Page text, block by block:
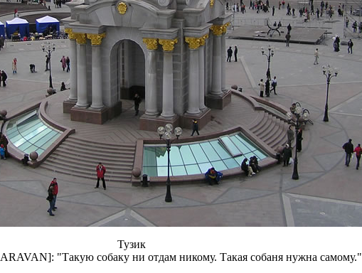
Тузик
"Такую собаку ни отдам никому. Такая собаня нужна самому."